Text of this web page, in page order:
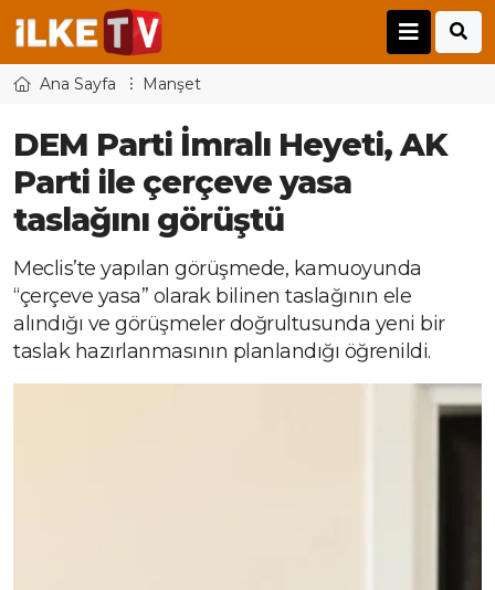
Ana Sayfa Manşet
DEM Parti İmralı Heyeti, AK
Parti ile çerçeve yasa
taslağını görüştü
Meclis’te yapılan görüşmede, kamuoyunda
“çerçeve yasa” olarak bilinen taslağının ele
alındığı ve görüşmeler doğrultusunda yeni bir
taslak hazırlanmasının planlandığı öğrenildi.